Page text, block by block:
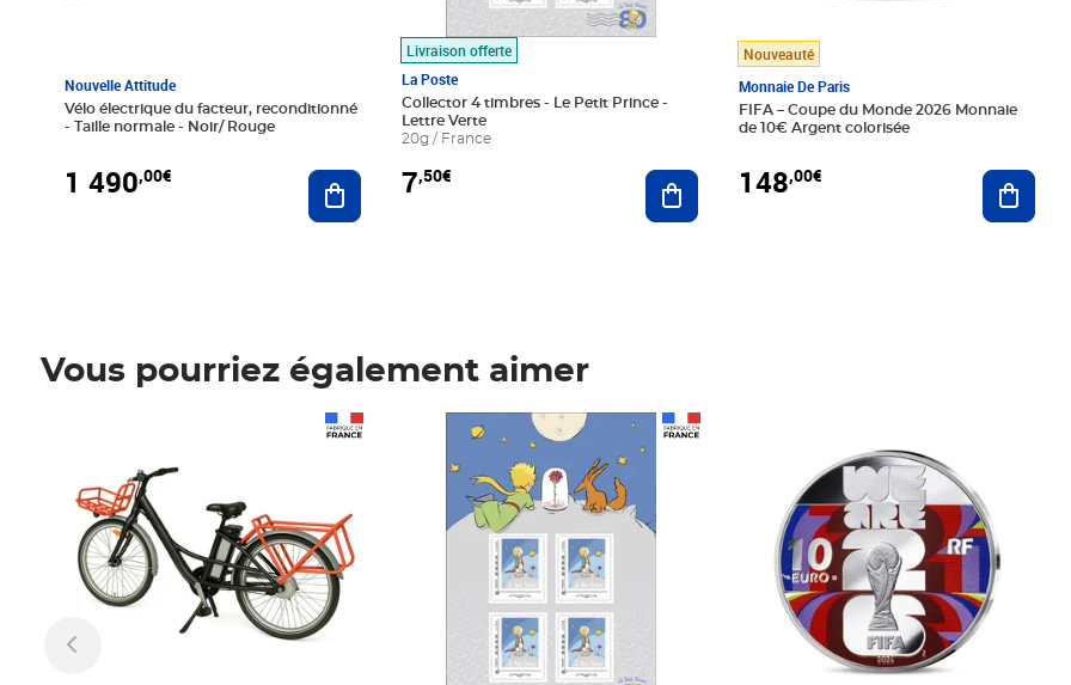
Nouvelle Attitude
Vélo électrique du facteur, reconditionné
- Taille normale - Noir/ Rouge
1 490,00€ Ajouter au panier
Livraison offerte
La Poste
Collector 4 timbres - Le Petit Prince -
Lettre Verte
20g / France
7,50€ Ajouter au panier
Nouveauté
Monnaie De Paris
FIFA – Coupe du Monde 2026 Monnaie
de 10€ Argent colorisée
148,00€
Vous pourriez également aimer
Prix 7,50€